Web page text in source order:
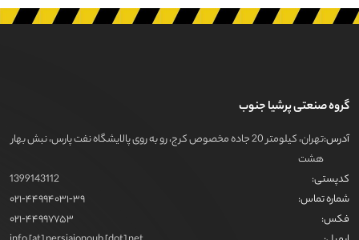
گروه صنعتی پرشیا جنوب
آدرس:
تهران، کیلومتر 20 جاده مخصوص کرج، رو به روی پالایشگاه نفت پارس، نبش بهار
هشت
کدپستی:
1399143112
شماره تماس:
021-44994031-39
فکس:
021-44997753